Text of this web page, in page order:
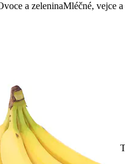
a zeleninaMléčné, vejce